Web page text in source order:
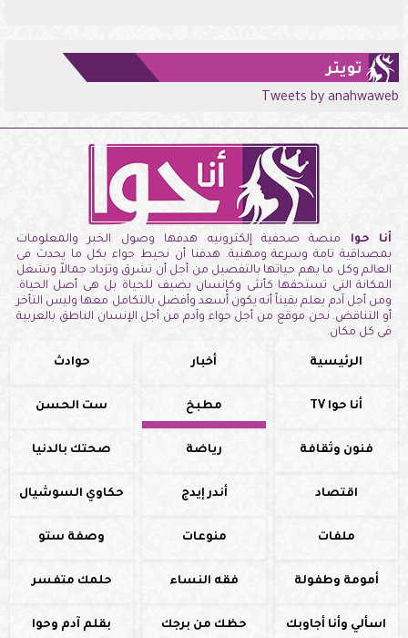
تويتر
Tweets by anahwaweb
أنا حوا منصة صحفية إلكترونيه هدفها وصول الخبر والمعلومات
بمصداقية تامة وسرعة ومهنية. هدفنا أن نحيط حواء بكل ما يحدث فى
العالم وكل ما يهم حياتها بالتفصيل من أجل أن تشرق وتزداد جمالاً وتشغل
المكانة التى تستحقها كأنثى وكإنسان يضيف للحياة بل هى أصل الحياة.
ومن أجل آدم يعلم يقيناً أنه يكون أسعد وأفضل بالتكامل معها وليس التأخر
أو التناقض. نحن موقع من أجل حواء وآدم من أجل الإنسان الناطق بالعربية
فى كل مكان.
الرئيسية أخبار حوادث
أنا حوا TV مطبخ ست الحسن
فنون وثقافة رياضة صحتك بالدنيا
اقتصاد أندر إيدج حكاوي السوشيال
ملفات منوعات وصفة ستو
أمومة وطفولة فقه النساء حلمك متفسر
اسألي وأنا أجاوبك حظك من برجك بقلم آدم وحوا